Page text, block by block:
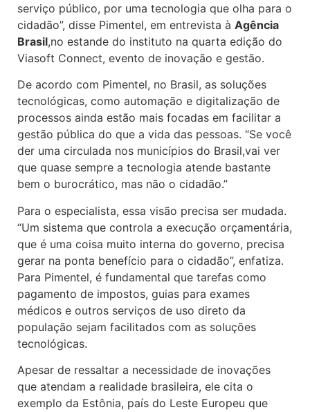
serviço público, por uma tecnologia que olha para o
cidadão”, disse Pimentel, em entrevista à Agência
Brasil,no estande do instituto na quarta edição do
Viasoft Connect, evento de inovação e gestão.
De acordo com Pimentel, no Brasil, as soluções
tecnológicas, como automação e digitalização de
processos ainda estão mais focadas em facilitar a
gestão pública do que a vida das pessoas. “Se você
der uma circulada nos municípios do Brasil,vai ver
que quase sempre a tecnologia atende bastante
bem o burocrático, mas não o cidadão.”
Para o especialista, essa visão precisa ser mudada.
“Um sistema que controla a execução orçamentária,
que é uma coisa muito interna do governo, precisa
gerar na ponta benefício para o cidadão”, enfatiza.
Para Pimentel, é fundamental que tarefas como
pagamento de impostos, guias para exames
médicos e outros serviços de uso direto da
população sejam facilitados com as soluções
tecnológicas.
Apesar de ressaltar a necessidade de inovações
que atendam a realidade brasileira, ele cita o
exemplo da Estônia, país do Leste Europeu que